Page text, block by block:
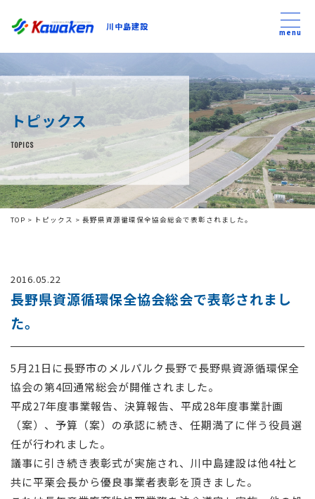
川中島建設
川中島建設
トップ
トピックス
事業内容
私たちについて
コンテンツ
お問い合わせ
menu
トピックス
TOPICS
TOP > トピックス > 長野県資源循環保全協会総会で表彰されました。
2016.05.22
長野県資源循環保全協会総会で表彰されまし
た。
5月21日に長野市のメルパルク長野で長野県資源循環保全
協会の第4回通常総会が開催されました。
平成27年度事業報告、決算報告、平成28年度事業計画
（案）、予算（案）の承認に続き、任期満了に伴う役員選
任が行われました。
議事に引き続き表彰式が実施され、川中島建設は他4社と
共に平栗会長から優良事業者表彰を頂きました。